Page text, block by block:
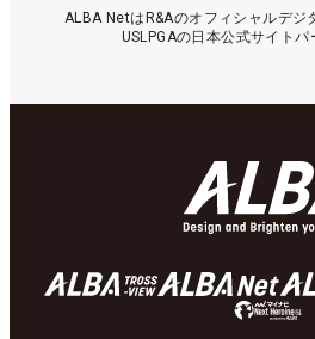
ALBA NetはR&Aのオフィシャルデジ
USLPGAの日本公式サイトパ